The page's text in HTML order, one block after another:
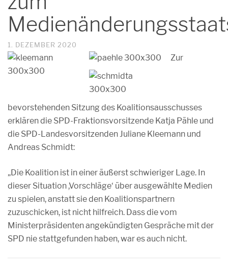
1. DEZEMBER 2020
Zur
bevorstehenden Sitzung des Koalitionsausschusses
erklären die SPD-Fraktionsvorsitzende Katja Pähle und
die SPD-Landesvorsitzenden Juliane Kleemann und
Andreas Schmidt:
„Die Koalition ist in einer äußerst schwieriger Lage. In
dieser Situation ,Vorschläge‘ über ausgewählte Medien
zu spielen, anstatt sie den Koalitionspartnern
zuzuschicken, ist nicht hilfreich. Dass die vom
Ministerpräsidenten angekündigten Gespräche mit der
SPD nie stattgefunden haben, war es auch nicht.